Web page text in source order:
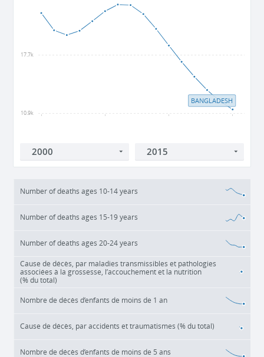
10.9k
17.7k
BANGLADESH
Number of deaths ages 10-14 years
Number of deaths ages 15-19 years
Number of deaths ages 20-24 years
Cause de décès, par maladies transmissibles et pathologies
associées à la grossesse, l’accouchement et la nutrition
(% du total)
Nombre de décès d’enfants de moins de 1 an
Cause de décès, par accidents et traumatismes (% du total)
Nombre de décès d’enfants de moins de 5 ans